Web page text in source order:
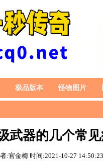
极品版本 怪物图片
武器的几个常
:官金梅 时间:2021-10-27